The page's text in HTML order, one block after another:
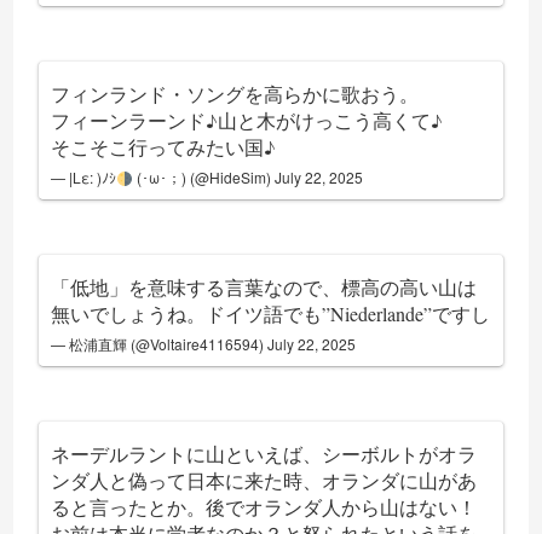
フィンランド・ソングを高らかに歌おう。
フィーンラーンド♪山と木がけっこう高くて♪
そこそこ行ってみたい国♪
— |Lε: )ﾉｼ (･ω･；) (@HideSim) July 22, 2025
「低地」を意味する言葉なので、標高の高い山は
無いでしょうね。ドイツ語でも”Niederlande”ですし
— 松浦直輝 (@Voltaire4116594)July 22, 2025
ネーデルラントに山といえば、シーボルトがオラ
ンダ人と偽って日本に来た時、オランダに山があ
ると言ったとか。後でオランダ人から山はない！